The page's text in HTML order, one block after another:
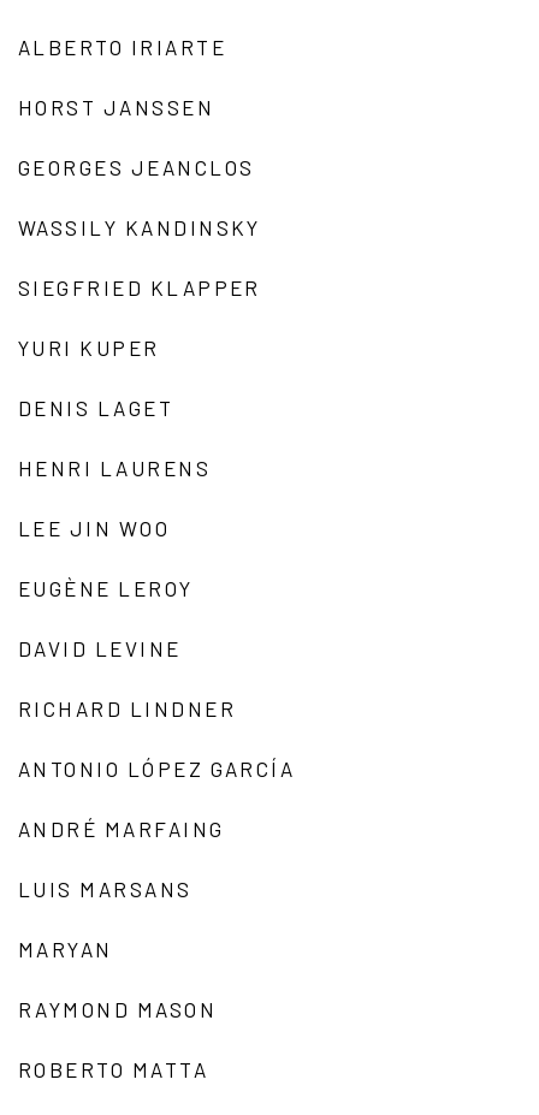
ALBERTO IRIARTE
HORST JANSSEN
GEORGES JEANCLOS
WASSILY KANDINSKY
SIEGFRIED KLAPPER
YURI KUPER
DENIS LAGET
HENRI LAURENS
LEE JIN WOO
EUGÈNE LEROY
DAVID LEVINE
RICHARD LINDNER
ANTONIO LÓPEZ GARCÍA
ANDRÉ MARFAING
LUIS MARSANS
MARYAN
RAYMOND MASON
ROBERTO MATTA